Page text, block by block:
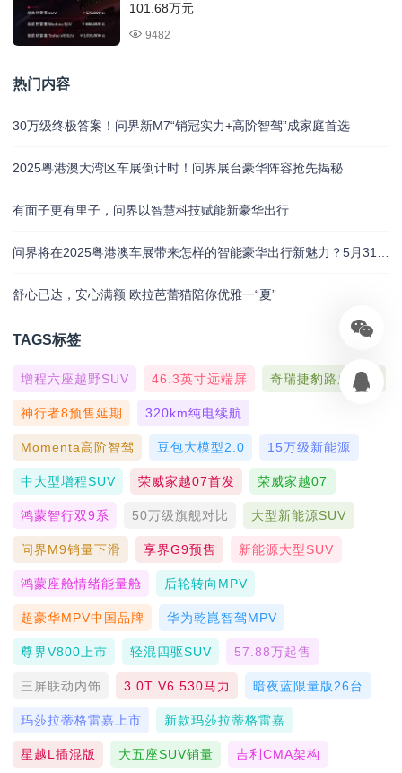
101.68万元
9482
热门内容
30万级终极答案！问界新M7“销冠实力+高阶智驾”成家庭首选
2025粤港澳大湾区车展倒计时！问界展台豪华阵容抢先揭秘
有面子更有里子，问界以智慧科技赋能新豪华出行
舒心已达，安心满额 欧拉芭蕾猫陪你优雅一“夏”
TAGS标签
增程六座越野SUV 46.3英寸远端屏 奇瑞捷豹路虎联合
神行者8预售延期 320km纯电续航
Momenta高阶智驾 豆包大模型2.0 15万级新能源
中大型增程SUV 荣威家越07首发 荣威家越07
鸿蒙智行双9系 50万级旗舰对比 大型新能源SUV
问界M9销量下滑 享界G9预售 新能源大型SUV
鸿蒙座舱情绪能量舱 后轮转向MPV
超豪华MPV中国品牌 华为乾崑智驾MPV
尊界V800上市 轻混四驱SUV 57.88万起售
三屏联动内饰 3.0T V6 530马力 暗夜蓝限量版26台
玛莎拉蒂格雷嘉上市 新款玛莎拉蒂格雷嘉
星越L插混版 大五座SUV销量 吉利CMA架构